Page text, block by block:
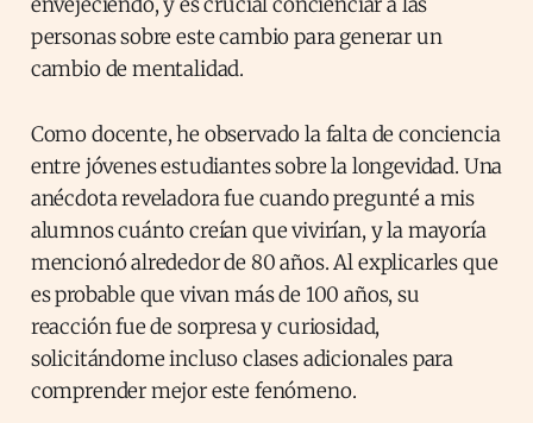
personas sobre este cambio para generar un
cambio de mentalidad.
Como docente, he observado la falta de conciencia
entre jóvenes estudiantes sobre la longevidad. Una
anécdota reveladora fue cuando pregunté a mis
alumnos cuánto creían que vivirían, y la mayoría
mencionó alrededor de 80 años. Al explicarles que
es probable que vivan más de 100 años, su
reacción fue de sorpresa y curiosidad,
solicitándome incluso clases adicionales para
comprender mejor este fenómeno.